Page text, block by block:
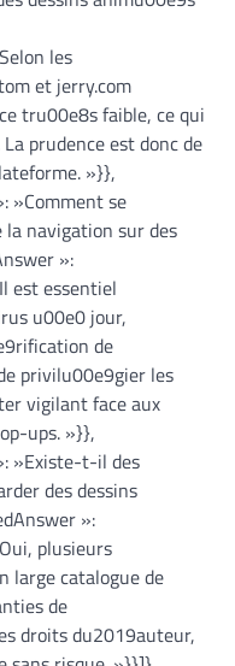
les
et jerry.com
tru00e8s faible, ce qui
prudence est donc de
»}},
»Comment se
navigation sur des
»:
est essentiel
u00e0 jour,
de
privilu00e9gier les
vigilant face aux
ups. »}},
»Existe-t-il des
des dessins
»:
plusieurs
large catalogue de
de
droits du2019auteur,